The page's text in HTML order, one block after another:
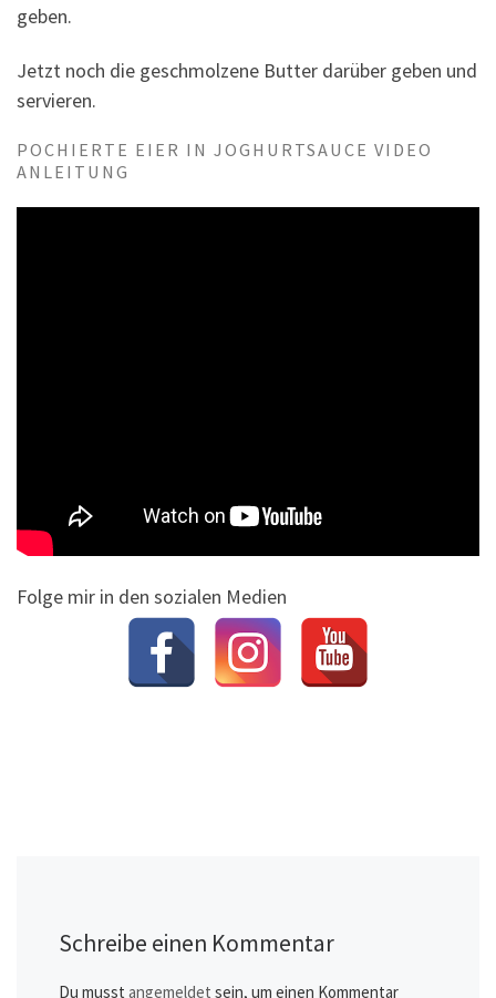
geben.
Jetzt noch die geschmolzene Butter darüber geben und
servieren.
POCHIERTE EIER IN JOGHURTSAUCE VIDEO
ANLEITUNG
Folge mir in den sozialen Medien
Schreibe einen Kommentar
Du musst angemeldet sein, um einen Kommentar